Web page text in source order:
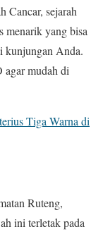
Cancar, sejarah
menarik yang bisa
kunjungan Anda.
agar mudah di
Tiga Warna di
Ruteng,
ini terletak pada